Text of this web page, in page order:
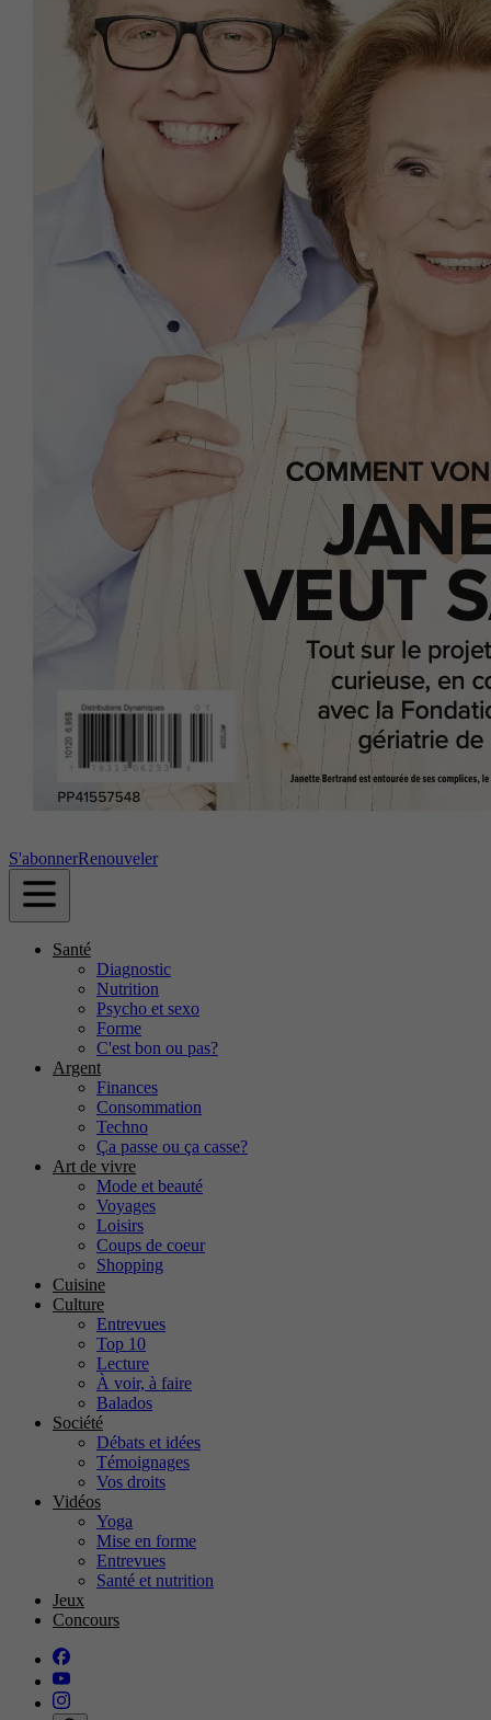
S'abonnerRenouveler
Santé
Diagnostic
Nutrition
Psycho et sexo
Forme
C'est bon ou pas?
Argent
Finances
Consommation
Techno
Ça passe ou ça casse?
Art de vivre
Mode et beauté
Voyages
Loisirs
Coups de coeur
Shopping
Cuisine
Culture
Entrevues
Top 10
Lecture
À voir, à faire
Balados
Société
Débats et idées
Témoignages
Vos droits
Vidéos
Yoga
Mise en forme
Entrevues
Santé et nutrition
Jeux
Concours